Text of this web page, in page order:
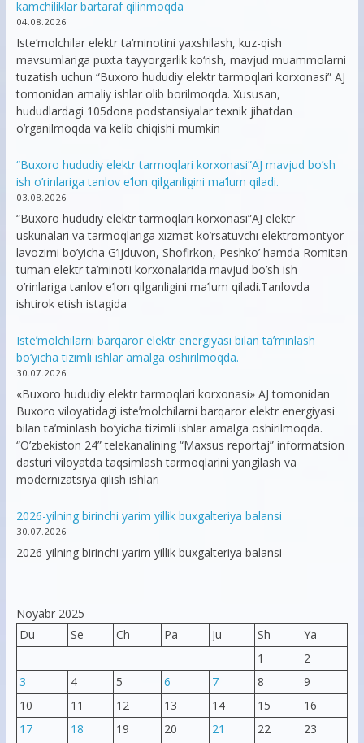
kamchiliklar bartaraf qilinmoqda
04.08.2026
Iste’molchilar elektr ta’minotini yaxshilash, kuz-qish
mavsumlariga puxta tayyorgarlik ko‘rish, mavjud muammolarni
tuzatish uchun “Buxoro hududiy elektr tarmoqlari korxonasi” AJ
tomonidan amaliy ishlar olib borilmoqda. Xususan,
hududlardagi 105dona podstansiyalar texnik jihatdan
o’rganilmoqda va kelib chiqishi mumkin
“Buxoro hududiy elektr tarmoqlari korxonasi”AJ mavjud bo’sh
ish o’rinlariga tanlov e’lon qilganligini ma’lum qiladi.
03.08.2026
“Buxoro hududiy elektr tarmoqlari korxonasi”AJ elektr
uskunalari va tarmoqlariga xizmat ko’rsatuvchi elektromontyor
lavozimi bo’yicha G’ijduvon, Shofirkon, Peshko’ hamda Romitan
tuman elektr ta’minoti korxonalarida mavjud bo’sh ish
o’rinlariga tanlov e’lon qilganligini ma’lum qiladi.Tanlovda
ishtirok etish istagida
Isteʼmolchilarni barqaror elektr energiyasi bilan taʼminlash
bo‘yicha tizimli ishlar amalga oshirilmoqda.
30.07.2026
«Buxoro hududiy elektr tarmoqlari korxonasi» AJ tomonidan
Buxoro viloyatidagi isteʼmolchilarni barqaror elektr energiyasi
bilan taʼminlash bo‘yicha tizimli ishlar amalga oshirilmoqda.
“O’zbekiston 24” telekanalining “Maxsus reportaj” informatsion
dasturi viloyatda taqsimlash tarmoqlarini yangilash va
modernizatsiya qilish ishlari
2026-yilning birinchi yarim yillik buxgalteriya balansi
30.07.2026
2026-yilning birinchi yarim yillik buxgalteriya balansi
Noyabr 2025
Du
Se Ch Pa Ju Sh
Ya
1
2
3
4 5 6 7 8
9
10
11 12 13 14 15
16
17
18 19 20 21 22
23